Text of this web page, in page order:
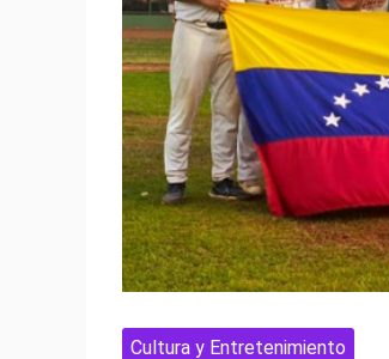
Cultura y Entretenimiento